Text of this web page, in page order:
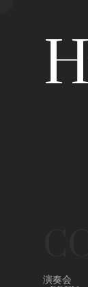
演奏会